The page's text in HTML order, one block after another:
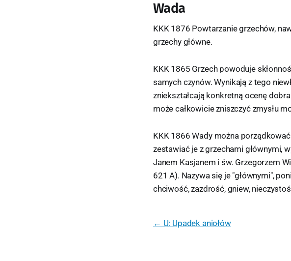
Wada
KKK 1876 Powtarzanie grzechów,
grzechy główne.
KKK 1865 Grzech powoduje
samych czynów. Wynikają z tego
zniekształcają konkretną ocenę
może całkowicie zniszczyć zmysłu
KKK 1866 Wady można
zestawiać je z grzechami głównymi,
Janem Kasjanem i św. Grzegorzem
621 A). Nazywa się je "głównymi",
chciwość, zazdrość, gniew,
← U: Upadek aniołów